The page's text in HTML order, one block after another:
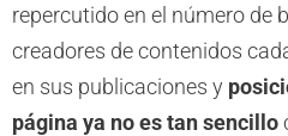
repercutido en el número de
creadores de contenidos
en sus publicaciones y
página ya no es tan sencillo